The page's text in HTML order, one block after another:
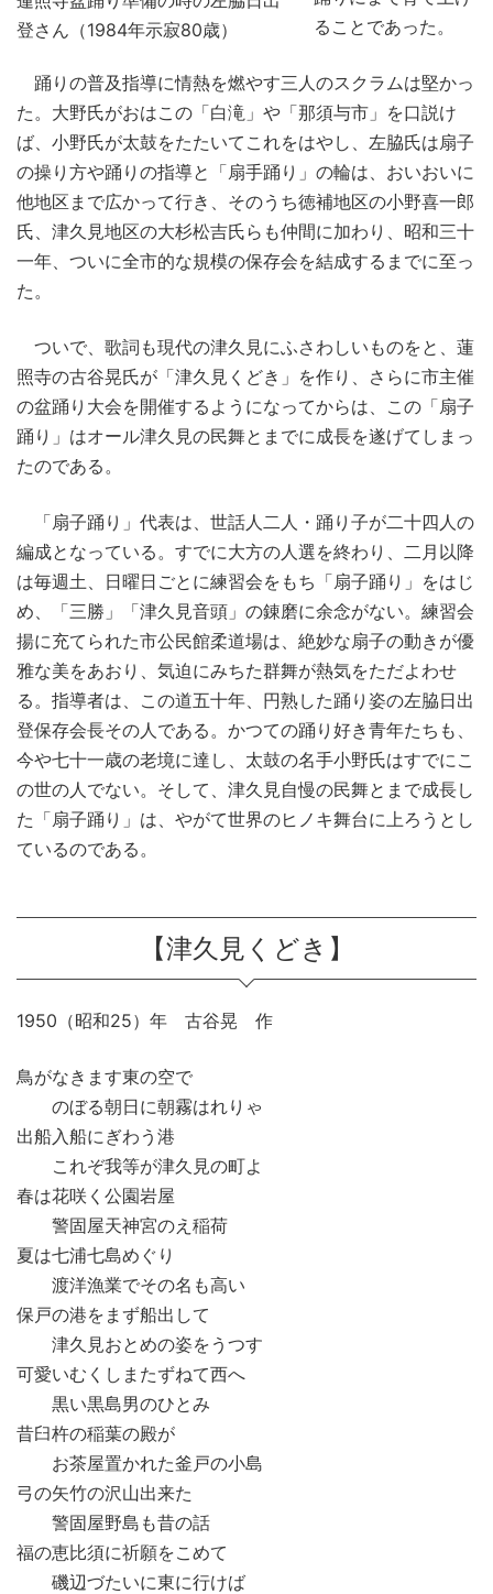
登さん（1984年示寂80歳）
ることであった。
踊りの普及指導に情熱を燃やす三人のスクラムは堅かっ
た。大野氏がおはこの「白滝」や「那須与市」を口説け
ば、小野氏が太鼓をたたいてこれをはやし、左脇氏は扇子
の操り方や踊りの指導と「扇手踊り」の輪は、おいおいに
他地区まで広かって行き、そのうち徳補地区の小野喜一郎
氏、津久見地区の大杉松吉氏らも仲間に加わり、昭和三十
一年、ついに全市的な規模の保存会を結成するまでに至っ
た。
ついで、歌詞も現代の津久見にふさわしいものをと、蓮
照寺の古谷晃氏が「津久見くどき」を作り、さらに市主催
の盆踊り大会を開催するようになってからは、この「扇子
踊り」はオール津久見の民舞とまでに成長を遂げてしまっ
たのである。
「扇子踊り」代表は、世話人二人・踊り子が二十四人の
編成となっている。すでに大方の人選を終わり、二月以降
は毎週土、日曜日ごとに練習会をもち「扇子踊り」をはじ
め、「三勝」「津久見音頭」の錬磨に余念がない。練習会
揚に充てられた市公民館柔道場は、絶妙な扇子の動きが優
雅な美をあおり、気迫にみちた群舞が熱気をただよわせ
る。指導者は、この道五十年、円熟した踊り姿の左脇日出
登保存会長その人である。かつての踊り好き青年たちも、
今や七十一歳の老境に達し、太鼓の名手小野氏はすでにこ
の世の人でない。そして、津久見自慢の民舞とまで成長し
た「扇子踊り」は、やがて世界のヒノキ舞台に上ろうとし
ているのである。
【津久見くどき】
1950（昭和25）年 古谷晃 作
鳥がなきます東の空で
のぼる朝日に朝霧はれりゃ
出船入船にぎわう港
これぞ我等が津久見の町よ
春は花咲く公園岩屋
警固屋天神宮のえ稲荷
夏は七浦七島めぐり
渡洋漁業でその名も高い
保戸の港をまず船出して
津久見おとめの姿をうつす
可愛いむくしまたずねて西へ
黒い黒島男のひとみ
昔臼杵の稲葉の殿が
お茶屋置かれた釜戸の小島
弓の矢竹の沢山出来た
警固屋野島も昔の話
福の恵比須に祈願をこめて
磯辺づたいに東に行けば